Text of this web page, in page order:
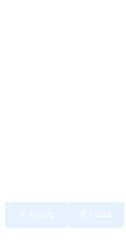
Фильтр Сброс